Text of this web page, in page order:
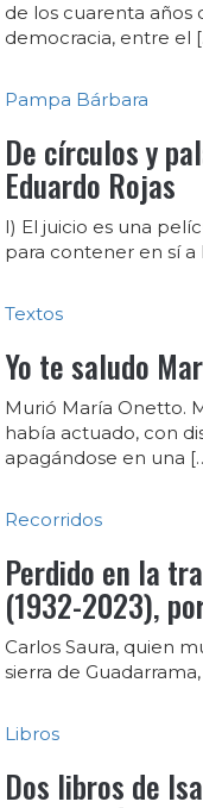
de los cuarenta años
democracia, entre el
Pampa Bárbara
De círculos y
Eduardo Rojas
I) El juicio es una
para contener en sí a
Textos
Yo te saludo
Murió María Onetto.
había actuado, con
apagándose en una
Recorridos
Perdido en la
(1932-2023),
Carlos Saura, quien
sierra de
Libros
Dos libros de